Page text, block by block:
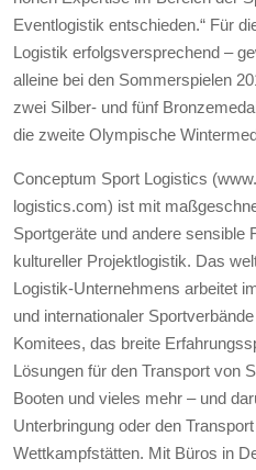
Eventlogistik entschieden.“ Für
Logistik erfolgsversprechend –
alleine bei den Sommerspielen
zwei Silber- und fünf
die zweite Olympische
Conceptum Sport Logistics
logistics.com) ist mit
Sportgeräte und andere sensible
kultureller Projektlogistik. Das
Logistik-Unternehmens arbeitet
und internationaler
Komitees, das breite
Lösungen für den Transport von
Booten und vieles mehr – und
Unterbringung oder den
Wettkampfstätten. Mit Büros in